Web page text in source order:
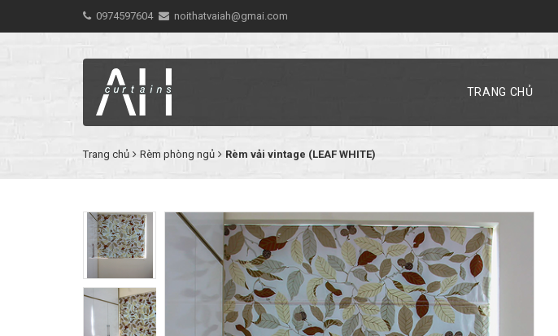
0974597604 noithatvaiah@gmai.com
TRANG CHỦ
Trang chủ Rèm phòng ngủ Rèm vải vintage (LEAF WHITE)